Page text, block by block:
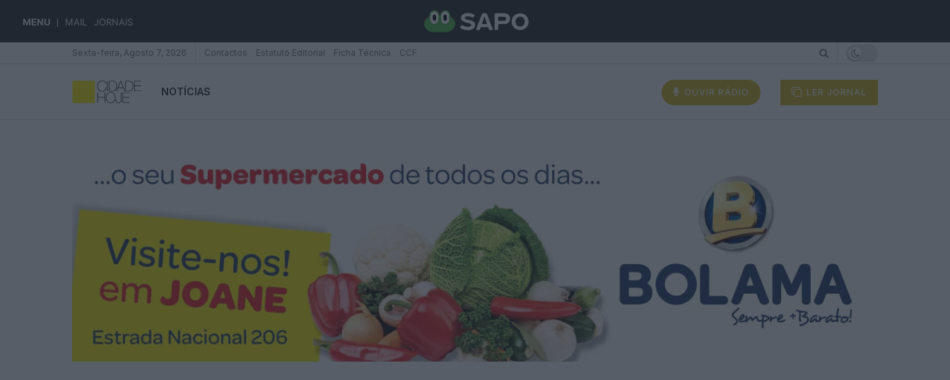
MENU MAIL JORNAIS
Sexta-feira, Agosto 7, 2026 Contactos Estatuto Editorial Ficha Técnica CCF
NOTÍCIAS OUVIR RÁDIO LER JORNAL